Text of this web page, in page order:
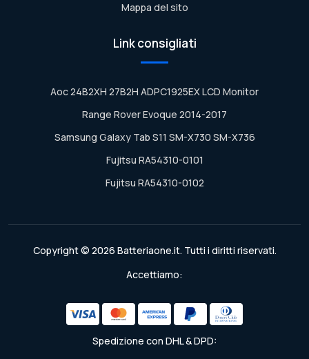
Mappa del sito
Link consigliati
Aoc 24B2XH 27B2H ADPC1925EX LCD Monitor
Range Rover Evoque 2014-2017
Samsung Galaxy Tab S11 SM-X730 SM-X736
Fujitsu RA54310-0101
Fujitsu RA54310-0102
Copyright © 2026 Batteriaone.it. Tutti i diritti riservati.
Accettiamo:
Spedizione con DHL & DPD: